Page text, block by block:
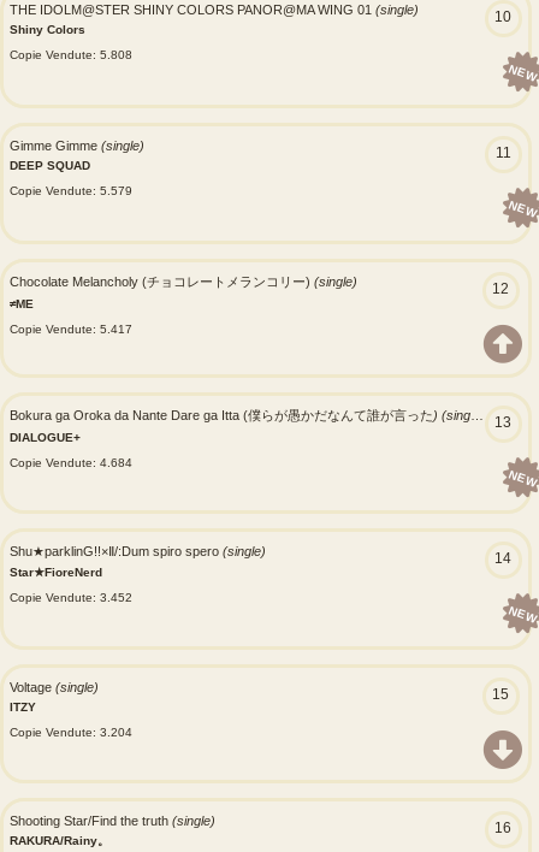
10
NEW
THE IDOLM@STER SHINY COLORS PANOR@MA WING 01 (single)
Shiny Colors
Copie Vendute: 5.808
11
NEW
Gimme Gimme (single)
DEEP SQUAD
Copie Vendute: 5.579
12
Chocolate Melancholy (チョコレートメランコリー) (single)
≠ME
Copie Vendute: 5.417
13
NEW
Bokura ga Oroka da Nante Dare ga Itta (僕らが愚かだなんて誰が言った) (single)
DIALOGUE+
Copie Vendute: 4.684
14
NEW
Shu★parklinG!!×Ⅱ/:Dum spiro spero (single)
Star★FioreNerd
Copie Vendute: 3.452
15
Voltage (single)
ITZY
Copie Vendute: 3.204
16
Shooting Star/Find the truth (single)
RAKURA/Rainy。